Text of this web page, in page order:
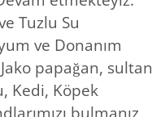
Tuzlu Su
ve Donanım
papağan, sultan
Kedi, Köpek
bulmanız